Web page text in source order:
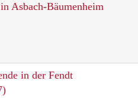
Asbach-Bäumenheim
in der Fendt